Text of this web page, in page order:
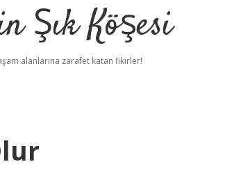
Şık Köşesi
alanlarına zarafet katan fikirler!